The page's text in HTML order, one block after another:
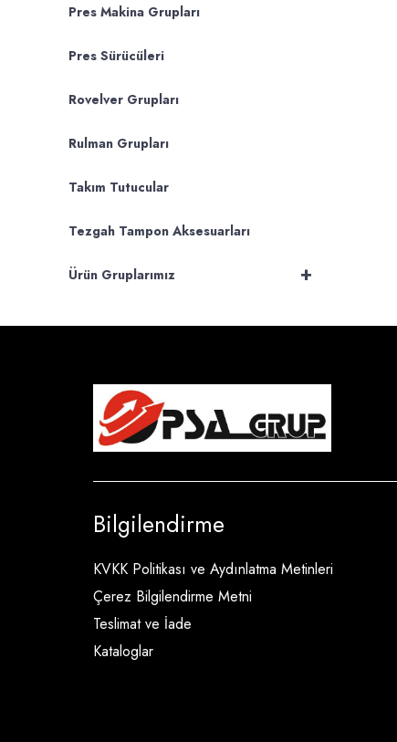
Pres Makina Grupları
Pres Sürücüleri
Rovelver Grupları
Rulman Grupları
Takım Tutucular
Tezgah Tampon Aksesuarları
+
Ürün Gruplarımız
Bilgilendirme
KVKK Politikası ve Aydınlatma Metinleri
Çerez Bilgilendirme Metni
Teslimat ve İade
Kataloglar